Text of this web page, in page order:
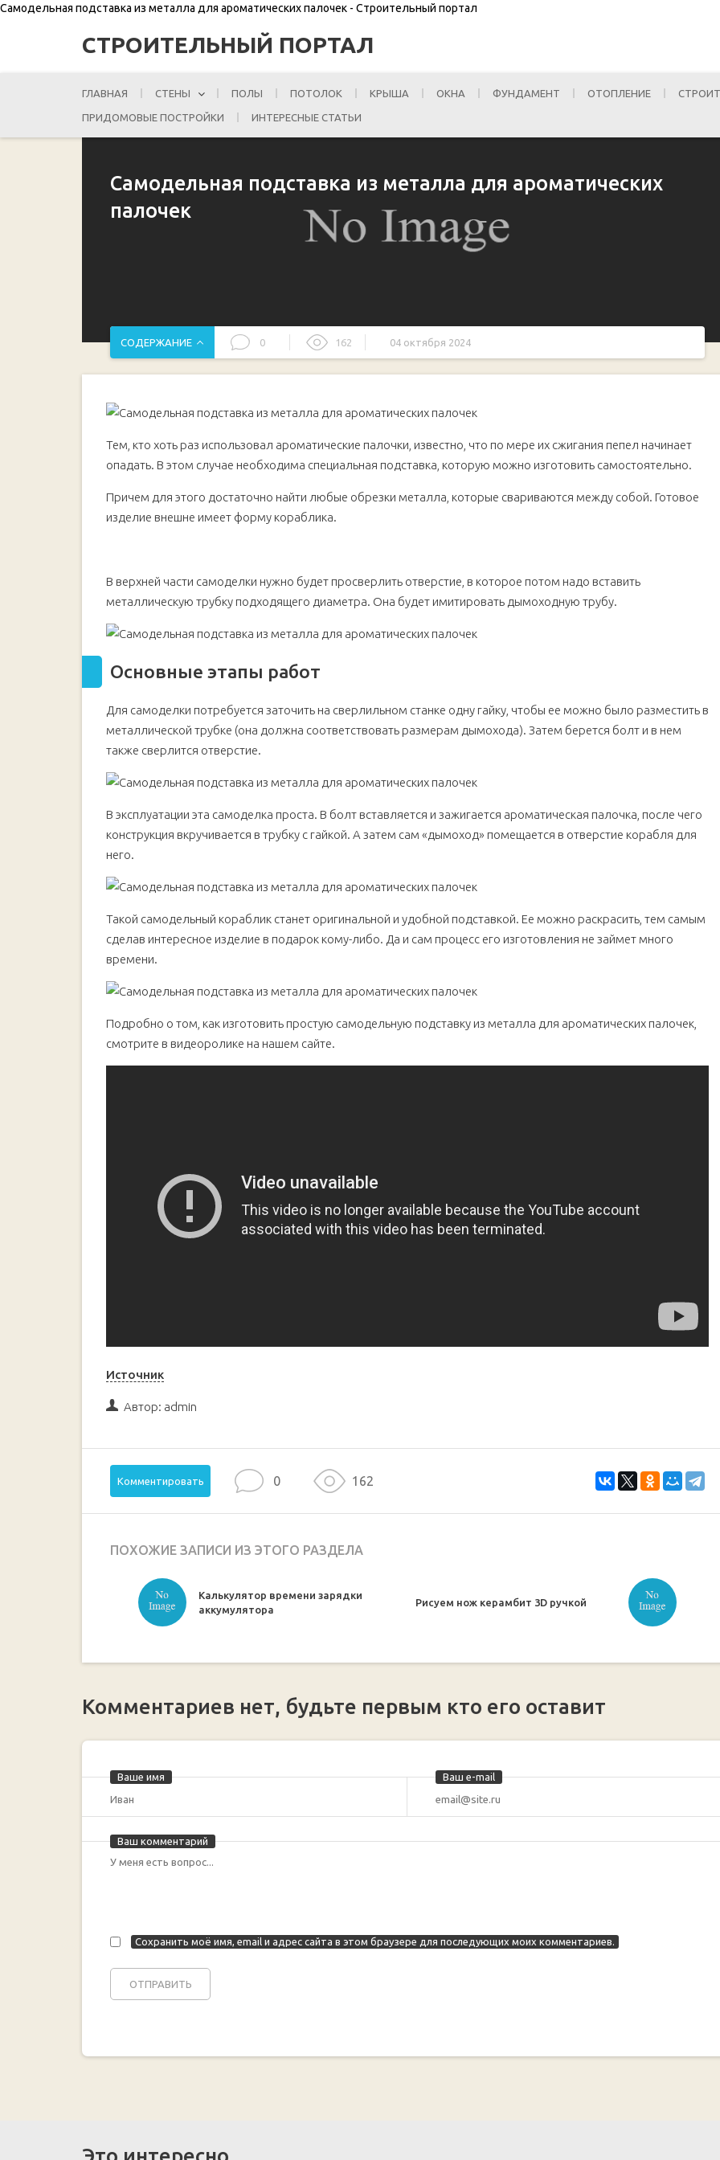
Самодельная подставка из металла для ароматических палочек - Строительный портал
СТРОИТЕЛЬНЫЙ ПОРТАЛ
ГЛАВНАЯ СТЕНЫ ПОЛЫ ПОТОЛОК КРЫША ОКНА ФУНДАМЕНТ ОТОПЛЕНИЕ
ПРИДОМОВЫЕ ПОСТРОЙКИ ИНТЕРЕСНЫЕ СТАТЬИ
Самодельная подставка из металла для ароматических
палочек
СОДЕРЖАНИЕ 0 162 04 октября 2024
Тем, кто хоть раз использовал ароматические палочки, известно, что по мере их сжигания пепел начинает
опадать. В этом случае необходима специальная подставка, которую можно изготовить самостоятельно.
Причем для этого достаточно найти любые обрезки металла, которые свариваются между собой. Готовое
изделие внешне имеет форму кораблика.
В верхней части самоделки нужно будет просверлить отверстие, в которое потом надо вставить
металлическую трубку подходящего диаметра. Она будет имитировать дымоходную трубу.
Основные этапы работ
Для самоделки потребуется заточить на сверлильном станке одну гайку, чтобы ее можно было разместить в
металлической трубке (она должна соответствовать размерам дымохода). Затем берется болт и в нем
также сверлится отверстие.
В эксплуатации эта самоделка проста. В болт вставляется и зажигается ароматическая палочка, после чего
конструкция вкручивается в трубку с гайкой. А затем сам «дымоход» помещается в отверстие корабля для
него.
Такой самодельный кораблик станет оригинальной и удобной подставкой. Ее можно раскрасить, тем самым
сделав интересное изделие в подарок кому-либо. Да и сам процесс его изготовления не займет много
времени.
Подробно о том, как изготовить простую самодельную подставку из металла для ароматических палочек,
смотрите в видеоролике на нашем сайте.
Источник
Автор: admin
Комментировать 0 162
ПОХОЖИЕ ЗАПИСИ ИЗ ЭТОГО РАЗДЕЛА
Калькулятор времени зарядки
аккумулятора
Рисуем нож керамбит 3D ручкой
Комментариев нет, будьте первым кто его оставит
Ваше имя Ваш e-mail
Ваш комментарий
Сохранить моё имя, email и адрес сайта в этом браузере для последующих моих комментариев.